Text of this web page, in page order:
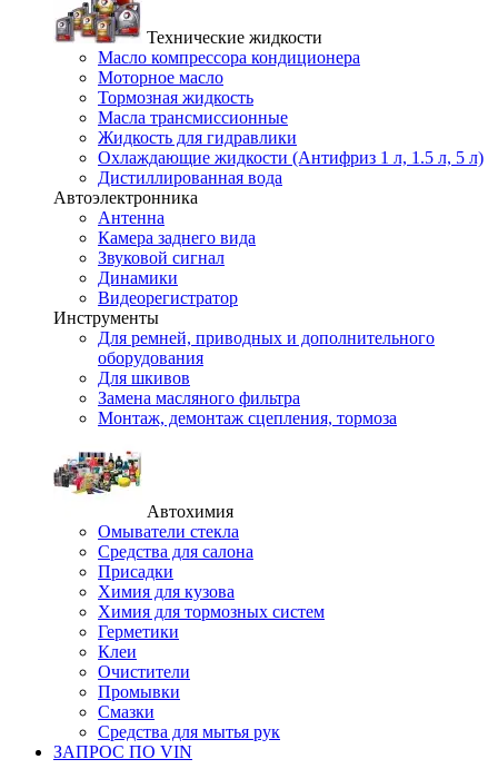
Технические жидкости
Масло компрессора кондиционера
Моторное масло
Тормозная жидкость
Масла трансмиссионные
Жидкость для гидравлики
Охлаждающие жидкости (Антифриз 1 л, 1.5 л, 5 л)
Дистиллированная вода
Автоэлектронника
Антенна
Камера заднего вида
Звуковой сигнал
Динамики
Видеорегистратор
Инструменты
Для ремней, приводных и дополнительного
оборудования
Для шкивов
Замена масляного фильтра
Монтаж, демонтаж сцепления, тормоза
Автохимия
Омыватели стекла
Средства для салона
Присадки
Химия для кузова
Химия для тормозных систем
Герметики
Клеи
Очистители
Промывки
Смазки
Средства для мытья рук
ЗАПРОС ПО VIN